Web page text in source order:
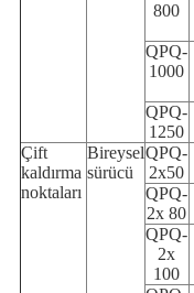
800
QPQ-
1000
QPQ-
1250
Çift
kaldırma
noktaları
Bireysel
sürücü
QPQ-
2x50
QPQ-
2x 80
QPQ-
2x
100